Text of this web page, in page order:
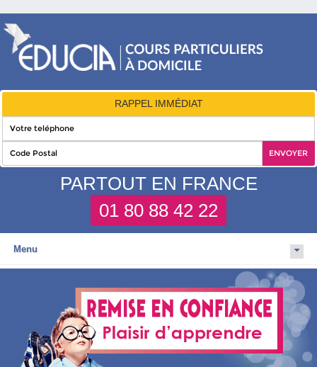
RAPPEL IMMÉDIAT
PARTOUT EN FRANCE
01 80 88 42 22
Menu